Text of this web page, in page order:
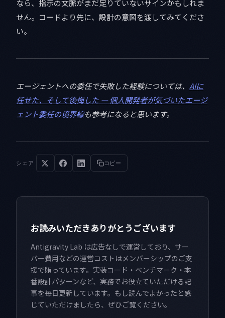
なら、指示の文脈がまだ足りていないサインかもしれま
せん。コードより先に、設計の意図を渡してみてくださ
い。
エージェントへの委任で失敗した経験については、 AIに
任せた、そして後悔した — 個人開発者が気づいたエージ
ェント委任の境界線も参考になると思います。
シェア コピー
お読みいただきありがとうございます
Antigravity Lab は広告なしで運営しており、サー
バー費用などの運営コストはメンバーシップのご支
援で賄っています。実装コード・ベンチマーク・本
番設計パターンなど、実務でお役立ていただける記
事を毎日更新しています。もし読んでよかったと感
じていただけましたら、ぜひご覧ください。